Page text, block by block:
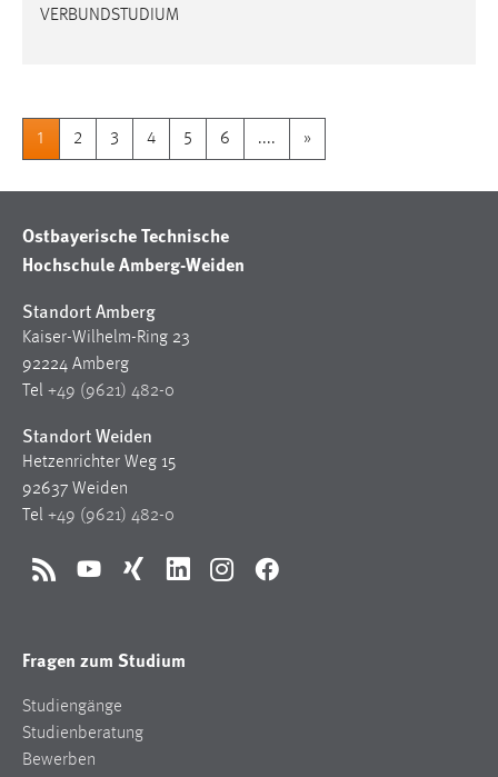
VERBUNDSTUDIUM
1 2 3 4 5 6 .... »
Ostbayerische Technische
Hochschule Amberg-Weiden
Standort Amberg
Kaiser-Wilhelm-Ring 23
92224 Amberg
Tel +49 (9621) 482-0
Standort Weiden
Hetzenrichter Weg 15
92637 Weiden
Tel +49 (9621) 482-0
RSS YouTubeXing LinkedInInstagramFacebook
Fragen zum Studium
Studiengänge
Studienberatung
Bewerben